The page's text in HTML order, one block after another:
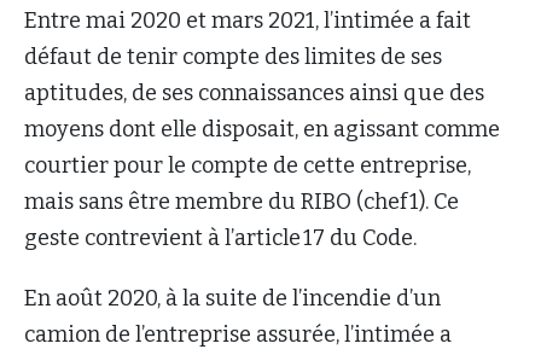
Entre mai 2020 et mars 2021, l’intimée a fait
défaut de tenir compte des limites de ses
aptitudes, de ses connaissances ainsi que des
moyens dont elle disposait, en agissant comme
courtier pour le compte de cette entreprise,
mais sans être membre du RIBO (chef 1). Ce
geste contrevient à l’article 17 du Code.
En août 2020, à la suite de l’incendie d’un
camion de l’entreprise assurée, l’intimée a